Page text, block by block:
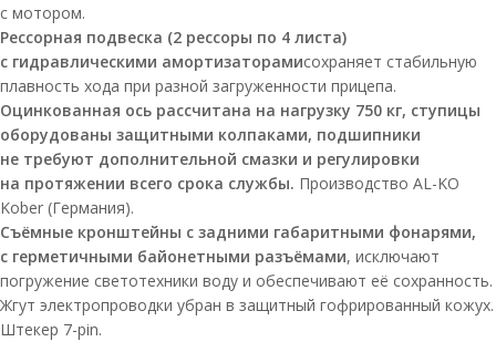
с мотором.
Рессорная подвеска (2 рессоры по 4 листа)
с гидравлическими амортизаторамисохраняет стабильную
плавность хода при разной загруженности прицепа.
Оцинкованная ось рассчитана на нагрузку 750 кг, ступицы
оборудованы защитными колпаками, подшипники
не требуют дополнительной смазки и регулировки
на протяжении всего срока службы. Производство AL-KO
Kober (Германия).
Съёмные кронштейны с задними габаритными фонарями,
с герметичными байонетными разъёмами, исключают
погружение светотехники воду и обеспечивают её сохранность.
Жгут электропроводки убран в защитный гофрированный кожух.
Штекер 7-pin.